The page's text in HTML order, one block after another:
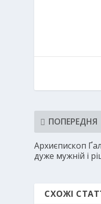
ПОПЕРЕДНЯ
Архиєпископ
дуже мужній і
СХОЖІ